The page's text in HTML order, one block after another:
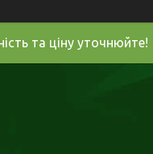
та ціну уточнюйте!